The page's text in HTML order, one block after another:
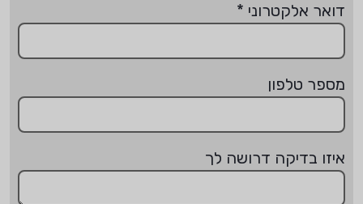
דואר אלקטרוני *
מספר טלפון
איזו בדיקה דרושה לך